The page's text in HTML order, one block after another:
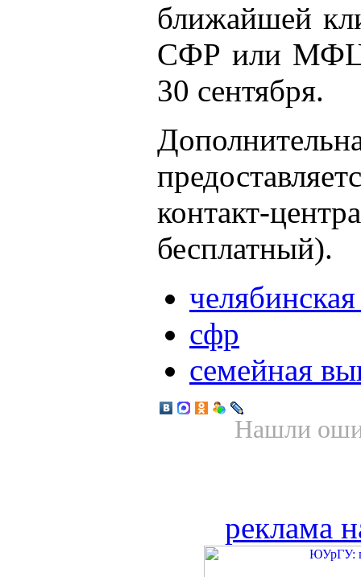
ближайшей
СФР или МФЦ.
30 сентября.
контакт-
бесплатный).
сфр
семейная
Нашли
реклама